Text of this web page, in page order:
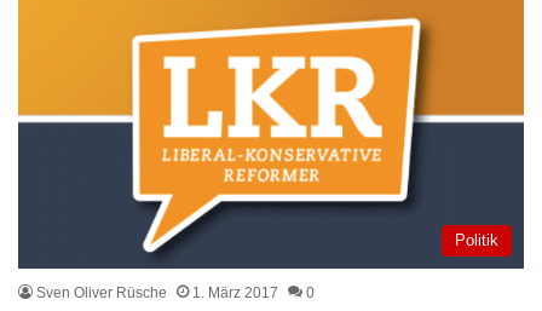
Politik
Sven Oliver Rüsche 1. März 2017 0